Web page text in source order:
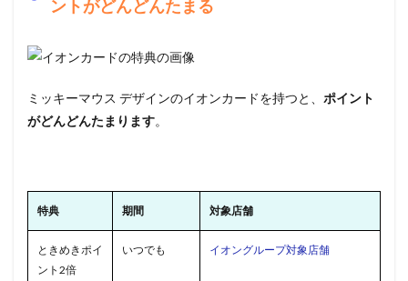
ントがどんどんたまる
ミッキーマウス デザインのイオンカードを持つと、 ポイント
がどんどんたまります。
特典 期間 対象店舗
ときめきポイ
ント2倍
いつでも イオングループ対象店舗